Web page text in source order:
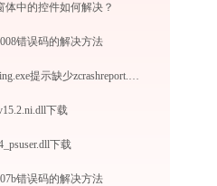
体中的控件如何解决？
错误码的解决方法
百度ting播放器 Ting.exe提示缺少zcrashreport.dll文件的解决办法
下载
下载
错误码的解决方法